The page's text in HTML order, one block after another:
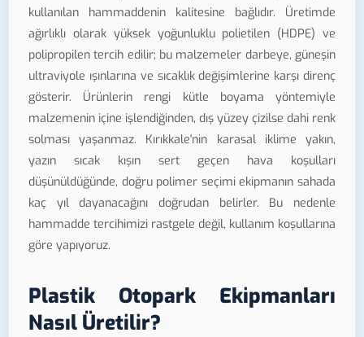
kullanılan hammaddenin kalitesine bağlıdır. Üretimde
ağırlıklı olarak yüksek yoğunluklu polietilen (HDPE) ve
polipropilen tercih edilir; bu malzemeler darbeye, güneşin
ultraviyole ışınlarına ve sıcaklık değişimlerine karşı direnç
gösterir. Ürünlerin rengi kütle boyama yöntemiyle
malzemenin içine işlendiğinden, dış yüzey çizilse dahi renk
solması yaşanmaz. Kırıkkale'nin karasal iklime yakın,
yazın sıcak kışın sert geçen hava koşulları
düşünüldüğünde, doğru polimer seçimi ekipmanın sahada
kaç yıl dayanacağını doğrudan belirler. Bu nedenle
hammadde tercihimizi rastgele değil, kullanım koşullarına
göre yapıyoruz.
Plastik Otopark Ekipmanları
Nasıl Üretilir?